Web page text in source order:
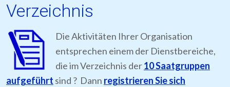
Verzeichnis
Die Aktivitäten Ihrer Organisation
entsprechen einem der Dienstbereiche,
die im Verzeichnis der10 Saatgruppen
aufgeführt sind ? Dann registrieren Sie sich